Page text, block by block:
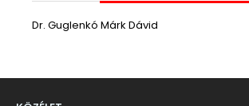
Dr. Guglenkó Márk Dávid